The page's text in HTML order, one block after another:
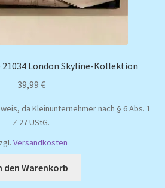
21034 London Skyline-Kollektion
39,99 €
da Kleinunternehmer nach § 6 Abs. 1
Z 27 UStG.
Versandkosten
den Warenkorb